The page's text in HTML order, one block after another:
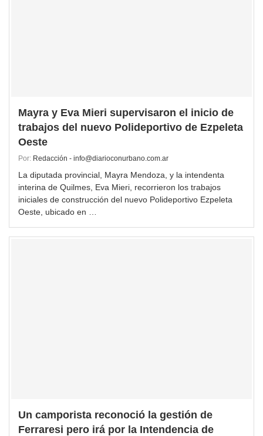
Mayra y Eva Mieri supervisaron el inicio de
trabajos del nuevo Polideportivo de Ezpeleta
Oeste
Por: Redacción - info@diarioconurbano.com.ar
La diputada provincial, Mayra Mendoza, y la intendenta
interina de Quilmes, Eva Mieri, recorrieron los trabajos
iniciales de construcción del nuevo Polideportivo Ezpeleta
Oeste, ubicado en …
Un camporista reconoció la gestión de
Ferraresi pero irá por la Intendencia de